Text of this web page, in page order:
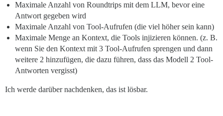
Maximale Anzahl von Roundtrips mit dem LLM, bevor eine
Antwort gegeben wird
Maximale Anzahl von Tool-Aufrufen (die viel höher sein kann)
Maximale Menge an Kontext, die Tools injizieren können. (z. B.
wenn Sie den Kontext mit 3 Tool-Aufrufen sprengen und dann
weitere 2 hinzufügen, die dazu führen, dass das Modell 2 Tool-
Antworten vergisst)
Ich werde darüber nachdenken, das ist lösbar.